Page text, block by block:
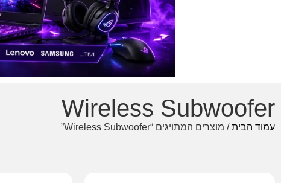
Wireless Subwoofer
עמוד הבית/ מוצרים המתויגים “Wireless Subwoofer”